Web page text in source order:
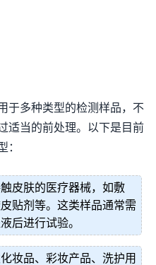
于多种类型的检测样品，不
适当的前处理。以下是目前
：
皮肤的医疗器械，如敷
贴剂等。这类样品通常需
后进行试验。
妆品、彩妆产品、洗护用